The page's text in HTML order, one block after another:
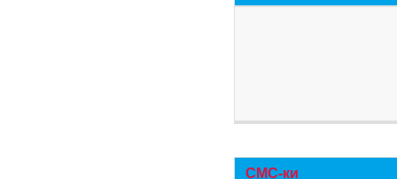
СМС-ки